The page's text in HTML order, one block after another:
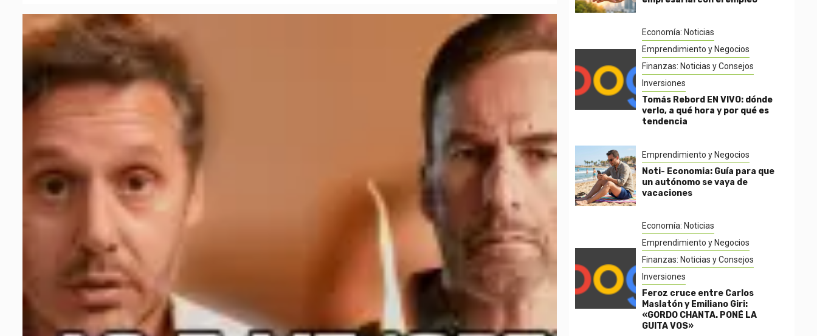
Economía: Noticias
Emprendimiento y Negocios
Finanzas: Noticias y Consejos
Inversiones
Tomás Rebord EN VIVO: dónde
verlo, a qué hora y por qué es
tendencia
Emprendimiento y Negocios
Noti- Economia: Guía para que
un autónomo se vaya de
vacaciones
Economía: Noticias
Emprendimiento y Negocios
Finanzas: Noticias y Consejos
Inversiones
Feroz cruce entre Carlos
Maslatón y Emiliano Giri:
«GORDO CHANTA. PONÉ LA
GUITA VOS»